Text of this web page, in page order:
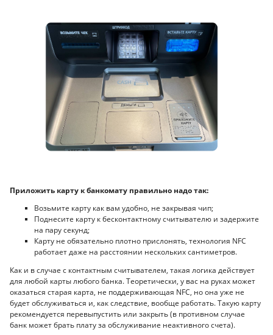
Приложить карту к банкомату правильно надо так:
Возьмите карту как вам удобно, не закрывая чип;
Поднесите карту к бесконтактному считывателю и задержите
на пару секунд;
Карту не обязательно плотно прислонять, технология NFC
работает даже на расстоянии нескольких сантиметров.
Как и в случае с контактным считывателем, такая логика действует
для любой карты любого банка. Теоретически, у вас на руках может
оказаться старая карта, не поддерживающая NFC, но она уже не
будет обслуживаться и, как следствие, вообще работать. Такую карту
рекомендуется перевыпустить или закрыть (в противном случае
банк может брать плату за обслуживание неактивного счета).